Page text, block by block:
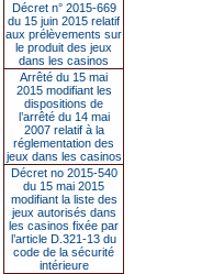
Décret n° 2015-669
du 15 juin 2015 relatif
aux prélèvements sur
le produit des jeux
dans les casinos
Arrêté du 15 mai
2015 modifiant les
dispositions de
l’arrêté du 14 mai
2007 relatif à la
réglementation des
jeux dans les casinos
Décret no 2015-540
du 15 mai 2015
modifiant la liste des
jeux autorisés dans
les casinos fixée par
l’article D.321-13 du
code de la sécurité
intérieure